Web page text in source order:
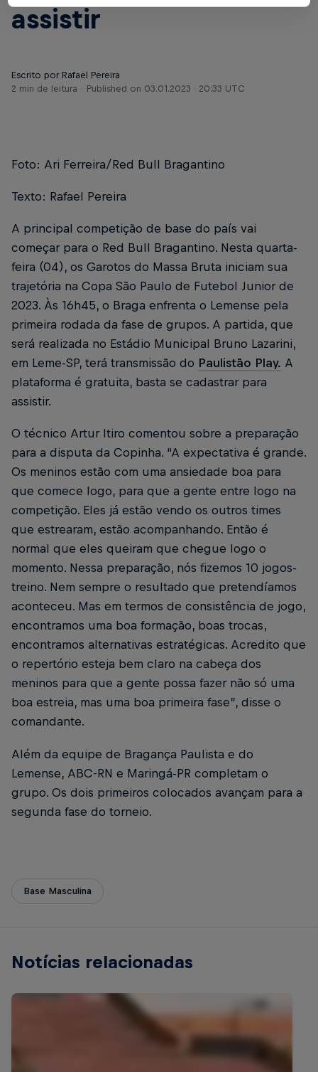
assistir
Escrito por Rafael Pereira
2 min de leitura
Published on 03.01.2023 · 20:33 UTC
Foto: Ari Ferreira/Red Bull Bragantino
Texto: Rafael Pereira
A principal competição de base do país vai
começar para o Red Bull Bragantino. Nesta quarta-
feira (04), os Garotos do Massa Bruta iniciam sua
trajetória na Copa São Paulo de Futebol Junior de
2023. Às 16h45, o Braga enfrenta o Lemense pela
primeira rodada da fase de grupos. A partida, que
será realizada no Estádio Municipal Bruno Lazarini,
em Leme-SP, terá transmissão do Paulistão Play. A
plataforma é gratuita, basta se cadastrar para
assistir.
O técnico Artur Itiro comentou sobre a preparação
para a disputa da Copinha. “A expectativa é grande.
Os meninos estão com uma ansiedade boa para
que comece logo, para que a gente entre logo na
competição. Eles já estão vendo os outros times
que estrearam, estão acompanhando. Então é
normal que eles queiram que chegue logo o
momento. Nessa preparação, nós fizemos 10 jogos-
treino. Nem sempre o resultado que pretendíamos
aconteceu. Mas em termos de consistência de jogo,
encontramos uma boa formação, boas trocas,
encontramos alternativas estratégicas. Acredito que
o repertório esteja bem claro na cabeça dos
meninos para que a gente possa fazer não só uma
boa estreia, mas uma boa primeira fase”, disse o
comandante.
Além da equipe de Bragança Paulista e do
Lemense, ABC-RN e Maringá-PR completam o
grupo. Os dois primeiros colocados avançam para a
segunda fase do torneio.
Base Masculina
Notícias relacionadas